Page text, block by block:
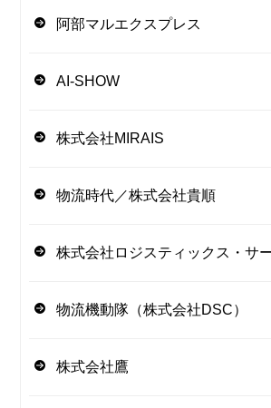
阿部マルエクスプレス
AI-SHOW
株式会社MIRAIS
物流時代／株式会社貴順
株式会社ロジスティックス・サ
物流機動隊（株式会社DSC）
株式会社鷹